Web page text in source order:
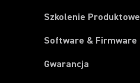
Szkolenie Produktowe
Software & Firmware
Gwarancja